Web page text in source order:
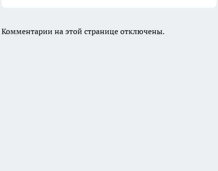
Комментарии на этой странице отключены.